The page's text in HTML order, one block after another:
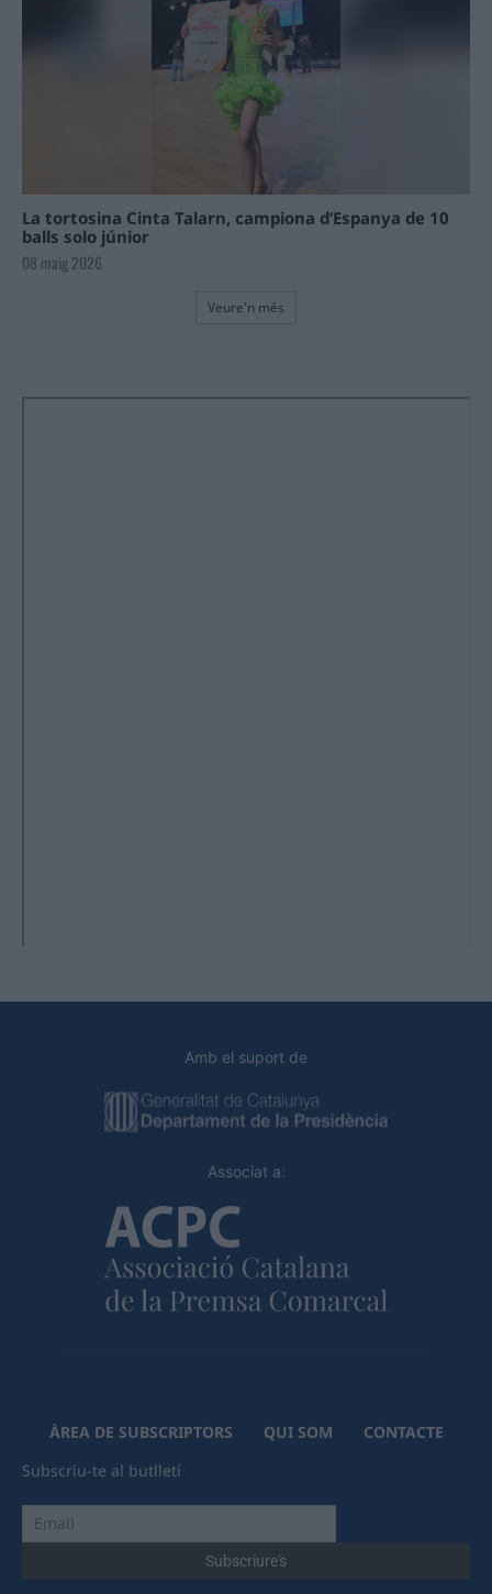
La tortosina Cinta Talarn, campiona d’Espanya de 10
balls solo júnior
08 maig 2026
Veure'n més
Amb el suport de
Associat a:
ÀREA DE SUBSCRIPTORS QUI SOM
CONTACTE
Subscriu-te al butlletí